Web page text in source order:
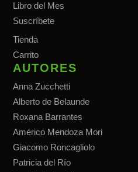
Libro del Mes
Suscríbete
Tienda
Carrito
AUTORES
Anna Zucchetti
Alberto de Belaunde
Roxana Barrantes
Américo Mendoza Mori
Giacomo Roncagliolo
Patricia del Río